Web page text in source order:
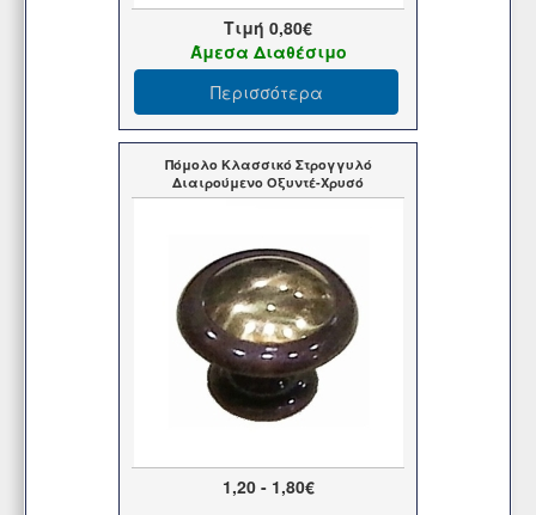
Τιμή 0,80€
Άμεσα Διαθέσιμο
Περισσότερα
Πόμολο Κλασσικό Στρογγυλό
Διαιρούμενο Οξυντέ-Χρυσό
1,20 - 1,80€